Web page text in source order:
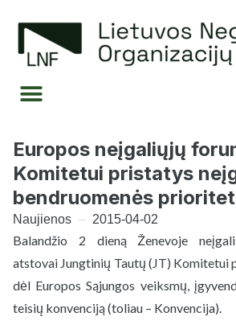
Europos neįgaliųjų
Komitetui pristatys
bendruomenės
Naujienos 2015-04-02
Balandžio 2 dieną Ženevoje
atstovai Jungtinių Tautų (JT) Komitetui
dėl Europos Sąjungos veiksmų,
teisių konvenciją (toliau – Konvencija).